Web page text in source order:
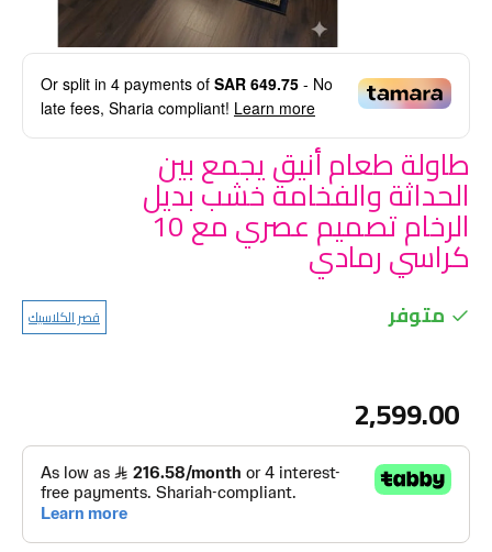
Or split in 4 payments of SAR 649.75 - No
late fees, Sharia compliant! Learn more
طاولة طعام أنيق يجمع بين
الحداثة والفخامة خشب بديل
الرخام تصميم عصري مع 10
كراسي رمادي
متوفر قصر الكلاسيك
2,599.00